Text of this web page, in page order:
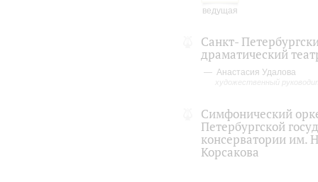
Санкт-
драматический
Анастасия Удалова
художественный
Симфонический
Петербургской
консерватории им.
Корсакова